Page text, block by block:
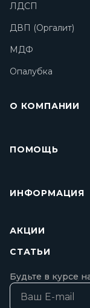
ЛДСП
ДВП (Оргалит)
МДФ
Опалубка
О КОМПАНИИ
ПОМОЩЬ
ИНФОРМАЦИЯ
АКЦИИ
СТАТЬИ
Будьте в курсе